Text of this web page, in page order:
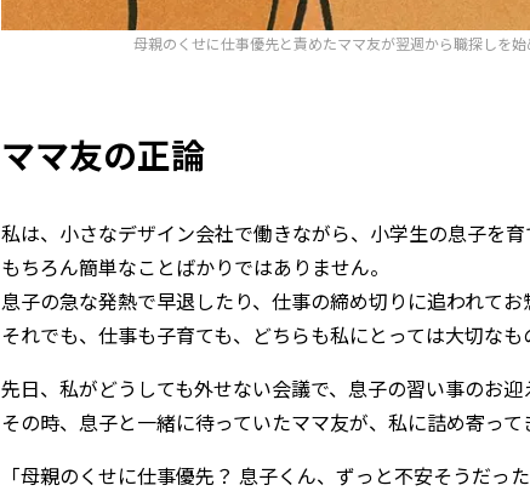
母親のくせに仕事優先と責めたママ友が翌週から職探しを
ママ友の正論
私は、小さなデザイン会社で働きながら、小学生の息子を育
もちろん簡単なことばかりではありません。
息子の急な発熱で早退したり、仕事の締め切りに追われてお
それでも、仕事も子育ても、どちらも私にとっては大切なも
先日、私がどうしても外せない会議で、息子の習い事のお迎
その時、息子と一緒に待っていたママ友が、私に詰め寄って
「母親のくせに仕事優先？ 息子くん、ずっと不安そうだっ